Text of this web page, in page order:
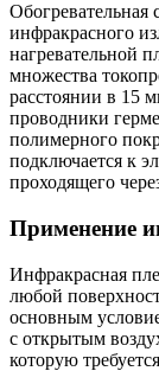
Обогревательная
инфракрасного
нагревательной
множества
расстоянии в 15
проводники
полимерного
подключается к
проходящего
Применение
Инфракрасная
любой
основным
с открытым
которую